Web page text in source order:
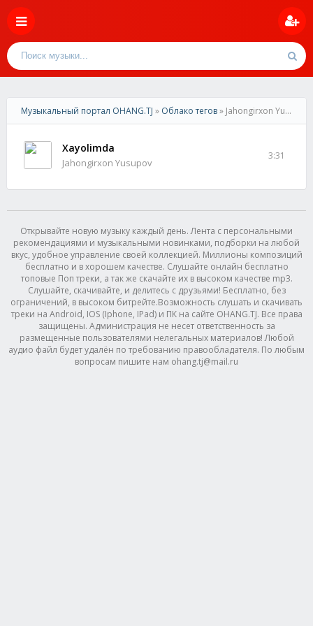
Музыкальный портал OHANG.TJ » Облако тегов» Jahongirxon Yusupov
Xayolimda
Jahongirxon Yusupov
3:31
Открывайте новую музыку каждый день. Лента с персональными
рекомендациями и музыкальными новинками, подборки на любой
вкус, удобное управление своей коллекцией. Миллионы композиций
бесплатно и в хорошем качестве. Слушайте онлайн бесплатно
топовые Поп треки, а так же скачайте их в высоком качестве mp3.
Слушайте, скачивайте, и делитесь с друзьями! Бесплатно, без
ограничений, в высоком битрейте.Возможность слушать и скачивать
треки на Android, IOS (Iphone, IPad) и ПК на сайте OHANG.TJ. Все права
защищены. Администрация не несет ответственность за
размещенные пользователями нелегальных материалов! Любой
аудио файл будет удалён по требованию правообладателя. По любым
вопросам пишите нам ohang.tj@mail.ru